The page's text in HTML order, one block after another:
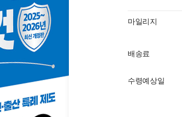
마일리지
배송료
수령예상일